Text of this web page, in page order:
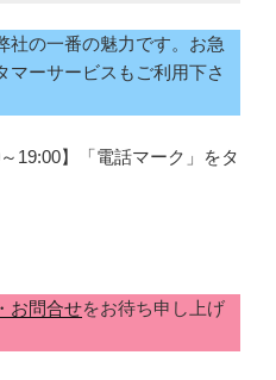
社の一番の魅力です。お急
マーサービスもご利用下さ
19:00】「電話マーク」をタ
お問合せをお待ち申し上げ